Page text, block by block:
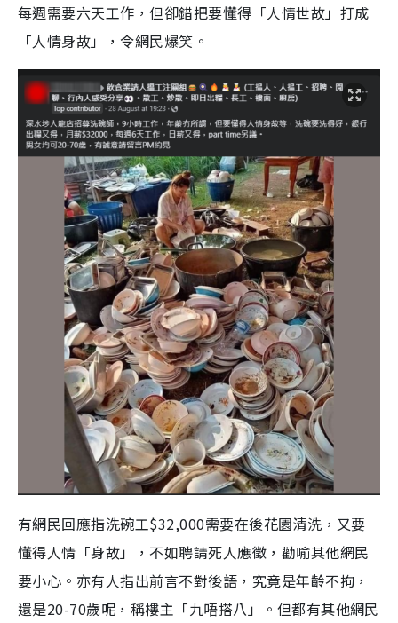
每週需要六天工作，但卻錯把要懂得「人情世故」打成
「人情身故」，令網民爆笑。
有網民回應指洗碗工$32,000需要在後花園清洗，又要
懂得人情「身故」，不如聘請死人應徵，勸喻其他網民
要小心。亦有人指出前言不對後語，究竟是年齡不拘，
還是20-70歲呢，稱樓主「九唔搭八」。但都有其他網民